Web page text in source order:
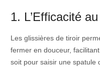
1. L’Efficacité
Les glissières de tiroir
fermer en douceur,
soit pour saisir une spatule